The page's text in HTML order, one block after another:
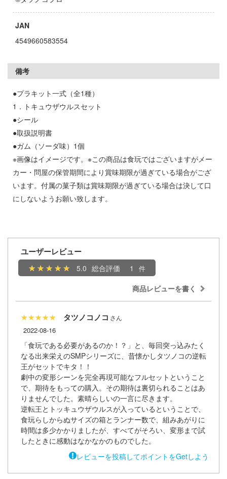
JAN
4549660583554
備考
●プラキット一式（全1種）
1．トキュウザウルスセット
●シール
●取扱説明書
●ガム（ソーダ味）1個
※画像はイメージです。※この商品は食玩ではございますがメー
カー・問屋の保管期間により賞味期限が過ぎている場合がござ
います。付属の菓子類は賞味期限が過ぎている場合は決して口
にしないようお願い致します。
ユーザーレビュー
5.0 総合評価
1
商品レビューを書く
タツノコノコ
2022-08-16
「食玩である必要があるのか！？」と、毎回突っ込みたく
なる出来栄えのSMPシリーズに、昔懐かしタツノコの逆転
王がセットでキタ！！
劇中の変形シーンを完全再現可能なフルセットということ
で、期待をもっての購入。その期待は裏切られることはあ
りませんでした。素晴らしいの一言に尽きます。
逆転王とトッキュウザウルスが入っているということで、
食玩らしからぬサイズの箱とランナー数で、組みあがりに
時間は多少かかりましたが、すべてがそろい、変形まで試
したときに感動はなかなかのものでした。
レビューを投稿してポイントをGetしよう
借りします
告らせたい？～天才たちの恋愛頭脳戦
パンツァー
ドラグナー
の許嫁
ビバップ
シリーズ
バンドクライ
クラウン
記モスピーダ
バイファム
ミルキー☆サブウェイ
ィーハニー
ャパン
ム・トイ
メニュー
ージ
ガイド
わせ
シーポリシー
式アカウント
カウント
式アカウント
公式アカウント